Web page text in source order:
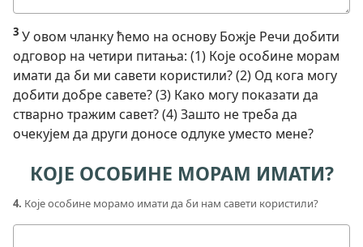
одговор
3 У овом чланку ћемо на основу Божје Речи добити
одговор на четири питања: (1) Које особине морам
имати да би ми савети користили? (2) Од кога могу
добити добре савете? (3) Како могу показати да
стварно тражим савет? (4) Зашто не треба да
очекујем да други доносе одлуке уместо мене?
КОЈЕ ОСОБИНЕ МОРАМ ИМАТИ?
4. Које особине морамо имати да би нам савети користили?